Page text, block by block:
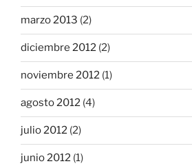
marzo 2013 (2)
diciembre 2012 (2)
noviembre 2012 (1)
agosto 2012 (4)
julio 2012 (2)
junio 2012 (1)